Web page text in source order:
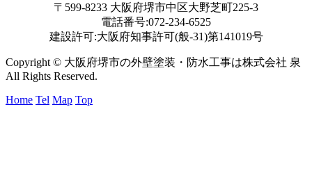
〒599-8233 大阪府堺市中区大野芝町225-3
電話番号:072-234-6525
建設許可:大阪府知事許可(般-31)第141019号
Copyright © 大阪府堺市の外壁塗装・防水工事は株式会社 泉
All Rights Reserved.
Home Tel Map Top